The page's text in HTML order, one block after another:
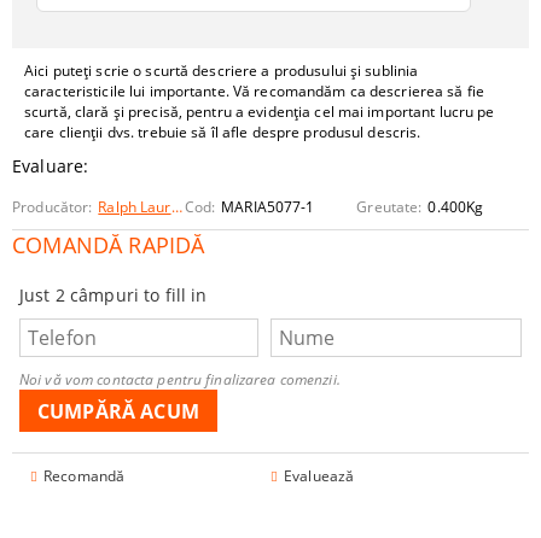
Aici puteți scrie o scurtă descriere a produsului și sublinia
caracteristicile lui importante. Vă recomandăm ca descrierea să fie
scurtă, clară și precisă, pentru a evidenția cel mai important lucru pe
care clienții dvs. trebuie să îl afle despre produsul descris.
Evaluare:
Producător: Ralph LaurenCod: MARIA5077-1 Greutate: 0.400Kg
COMANDĂ RAPIDĂ
Just 2 câmpuri to fill in
Noi vă vom contacta pentru finalizarea comenzii.
Recomandă Evaluează